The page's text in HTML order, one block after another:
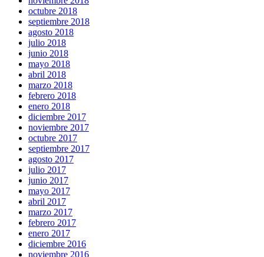
octubre 2018
septiembre 2018
agosto 2018
julio 2018
junio 2018
mayo 2018
abril 2018
marzo 2018
febrero 2018
enero 2018
diciembre 2017
noviembre 2017
octubre 2017
septiembre 2017
agosto 2017
julio 2017
junio 2017
mayo 2017
abril 2017
marzo 2017
febrero 2017
enero 2017
diciembre 2016
noviembre 2016